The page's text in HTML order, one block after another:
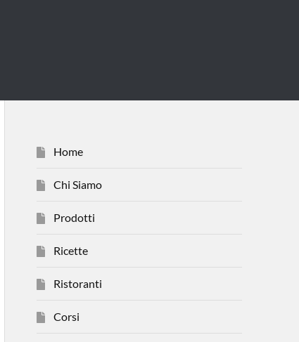
Home
Chi Siamo
Prodotti
Ricette
Ristoranti
Corsi